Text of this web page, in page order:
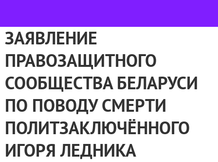
ЗАЯВЛЕНИЕ
ПРАВОЗАЩИТНОГО
СООБЩЕСТВА БЕЛАРУСИ
ПО ПОВОДУ СМЕРТИ
ПОЛИТЗАКЛЮЧЁННОГО
ИГОРЯ ЛЕДНИКА